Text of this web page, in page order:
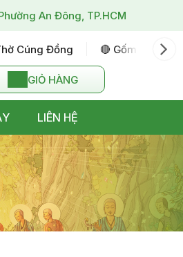
An Đông, TP.HCM
Cúng Đồng 🔴 Gốm Sứ Bát
GIỎ HÀNG
LIÊN HỆ